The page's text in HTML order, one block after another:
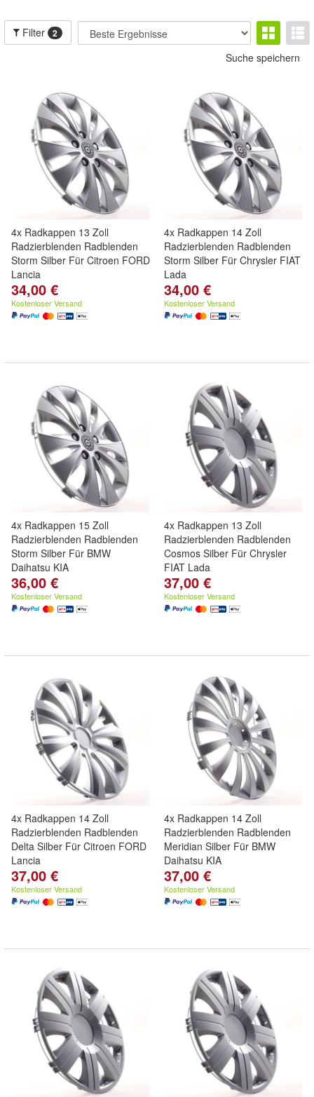
Filter 2
Suche speichern
4x Radkappen 13 Zoll
Radzierblenden Radblenden
Storm Silber Für Citroen FORD
Lancia
34,00 €
Kostenloser Versand
4x Radkappen 14 Zoll
Radzierblenden Radblenden
Storm Silber Für Chrysler FIAT
Lada
34,00 €
Kostenloser Versand
4x Radkappen 15 Zoll
Radzierblenden Radblenden
Storm Silber Für BMW
Daihatsu KIA
36,00 €
Kostenloser Versand
4x Radkappen 13 Zoll
Radzierblenden Radblenden
Cosmos Silber Für Chrysler
FIAT Lada
37,00 €
Kostenloser Versand
4x Radkappen 14 Zoll
Radzierblenden Radblenden
Delta Silber Für Citroen FORD
Lancia
37,00 €
Kostenloser Versand
4x Radkappen 14 Zoll
Radzierblenden Radblenden
Meridian Silber Für BMW
Daihatsu KIA
37,00 €
Kostenloser Versand